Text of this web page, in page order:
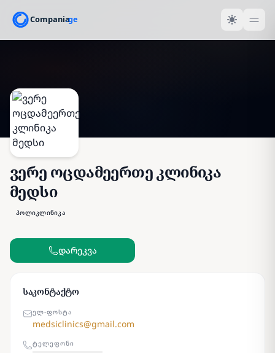
ვერე ოცდამეერთე კლინიკა
მედსი
პოლიკლინიკა
დარეკვა
საკონტაქტო
ᲔᲚ-ᲤᲝᲡᲢᲐ
medsiclinics@gmail.com
ᲢᲔᲚᲔᲤᲝᲜᲘ